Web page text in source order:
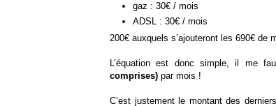
gaz : 30€ / mois
ADSL : 30€ / mois
200€ auxquels s’ajouteront les 690€ de
L’équation est donc simple, il me
comprises) par mois !
C’est justement le montant des